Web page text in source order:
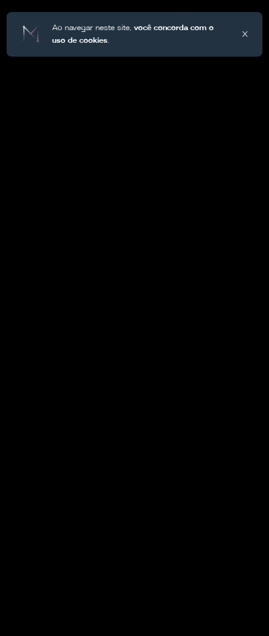
Ao navegar neste site,você concorda com o
uso de cookies.
X